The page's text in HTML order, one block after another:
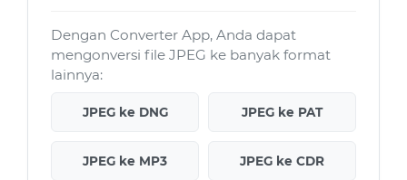
Dengan Converter App, Anda dapat
mengonversi file JPEG ke banyak format
lainnya:
JPEG ke DNG JPEG ke PAT
JPEG ke MP3 JPEG ke CDR